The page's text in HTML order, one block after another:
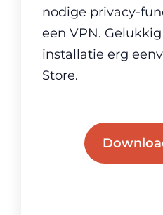
nodige privacy-
een VPN.
installatie erg
Store.